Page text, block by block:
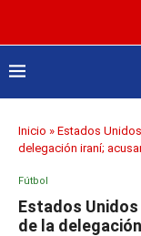
Inicio » Estados
delegación iraní;
Fútbol
Estados
de la